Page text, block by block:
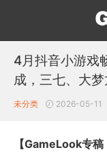
4月抖音小游戏
成，三七、大
未分类 2026-05-11
【GameLook专稿